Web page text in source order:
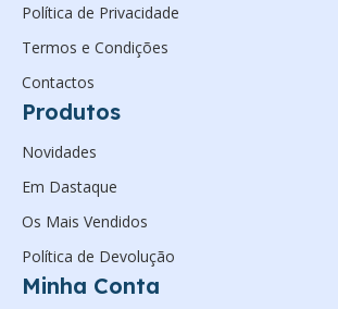
Política de Privacidade
Termos e Condições
Contactos
Produtos
Novidades
Em Dastaque
Os Mais Vendidos
Política de Devolução
Minha Conta